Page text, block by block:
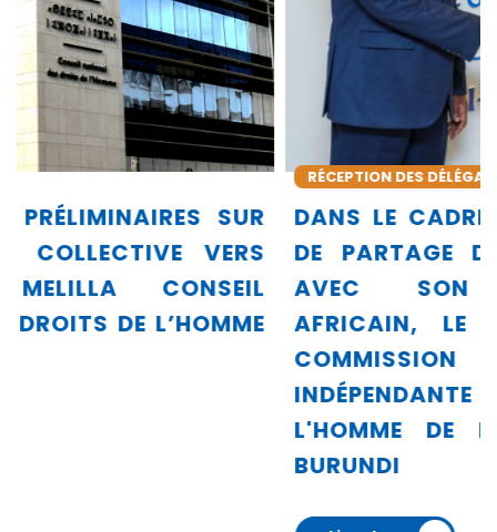
DANS LE CADRE DE SA DYNAMIQUE
DE PARTAGE DE SON EXPÉRIENCE
AVEC SON ENVIRONNEMENT
AFRICAIN, LE CNDH REÇOIT LA
COMMISSION NATIONALE
INDÉPENDANTE DES DROITS DE
L'HOMME DE LA RÉPUBLIQUE DU
RÉCEPTION DES DÉLÉGATIONS